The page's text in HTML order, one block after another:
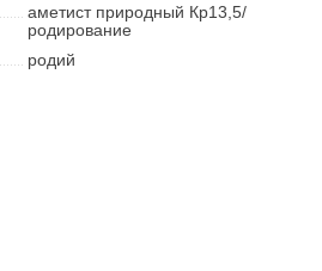
аметист природный Кр13,5/
родирование
родий